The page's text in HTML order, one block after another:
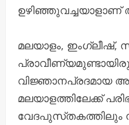
ഉഴിഞ്ഞുവച്ചയാളാണ്
മലയാളം, ഇംഗ്ലീഷ്,
വിജ്ഞാനപ്രദമായ
മലയാളത്തിലേക്ക്
വേദപുസ്‌തകത്തിലും